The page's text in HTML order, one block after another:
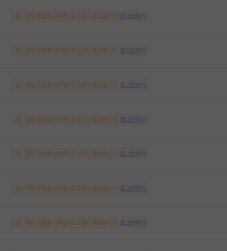
해당 댓글을 보려면 로그인이 필요합니다. 로그인하기
해당 댓글을 보려면 로그인이 필요합니다. 로그인하기
해당 댓글을 보려면 로그인이 필요합니다. 로그인하기
해당 댓글을 보려면 로그인이 필요합니다. 로그인하기
해당 댓글을 보려면 로그인이 필요합니다. 로그인하기
해당 댓글을 보려면 로그인이 필요합니다. 로그인하기
해당 댓글을 보려면 로그인이 필요합니다. 로그인하기